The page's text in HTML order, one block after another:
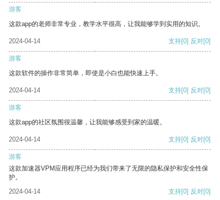
游客
这款app的老师非常专业，教学水平很高，让我能够学到实用的知识。
2024-04-14 支持[0] 反对[0]
游客
这款软件的操作非常简单，即使是小白也能快速上手。
2024-04-14 支持[0] 反对[0]
游客
这款app的社区氛围很温馨，让我能够感受到家的温暖。
2024-04-14 支持[0] 反对[0]
游客
这款加速器VPM应用程序已经为我们带来了无限的隐私保护和安全性保
护。
2024-04-14
支持[0] 反对[0]